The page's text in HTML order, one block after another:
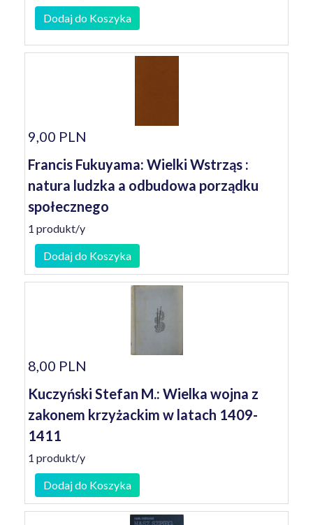
Dodaj do Koszyka
9,00 PLN
Francis Fukuyama: Wielki Wstrząs :
natura ludzka a odbudowa porządku
społecznego
1 produkt/y
Dodaj do Koszyka
8,00 PLN
Kuczyński Stefan M.: Wielka wojna z
zakonem krzyżackim w latach 1409-
1411
1 produkt/y
Dodaj do Koszyka